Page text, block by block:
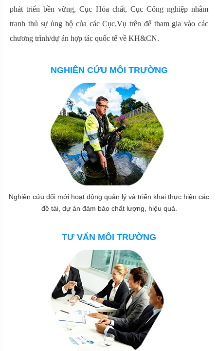
phát triển bền vững, Cục Hóa chất, Cục Công nghiệp nhằm
tranh thủ sự ủng hộ của các Cục,Vụ trên để tham gia vào các
chương trình/dự án hợp tác quốc tế về KH&CN.
NGHIÊN CỨU MÔI TRƯỜNG
Nghiên cứu đổi mới hoạt động quản lý và triển khai thực hiện các
đề tài, dự án đảm bảo chất lượng, hiệu quả.
TƯ VẤN MÔI TRƯỜNG